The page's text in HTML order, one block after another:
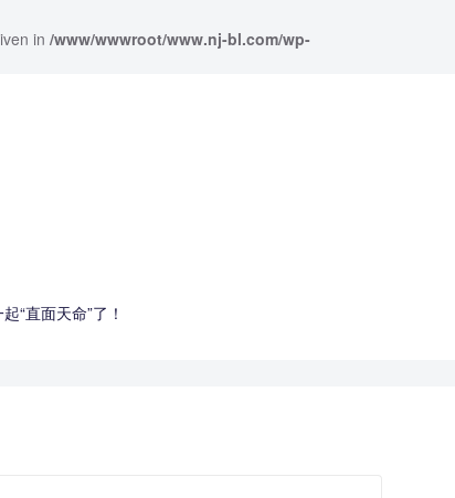
in /www/wwwroot/www.nj-bl.com/wp-
“直面天命”了！